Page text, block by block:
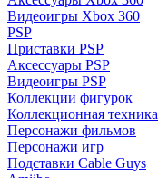
Видеоигры Xbox 360
PSP
Приставки PSP
Аксессуары PSP
Видеоигры PSP
Коллекции фигурок
Коллекционная техника
Персонажи фильмов
Персонажи игр
Подставки Cable Guys